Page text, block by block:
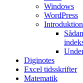
Windows
WordPress
Diginotes
Excel tidsskrifter
Matematik